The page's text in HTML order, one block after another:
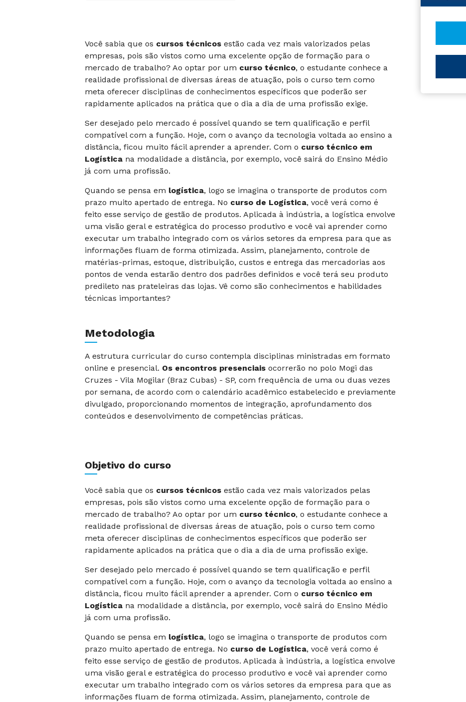
Você sabia que os cursos técnicos estão cada vez mais valorizados pelas
empresas, pois são vistos como uma excelente opção de formação para o
mercado de trabalho? Ao optar por um curso técnico, o estudante conhece a
realidade profissional de diversas áreas de atuação, pois o curso tem como
meta oferecer disciplinas de conhecimentos específicos que poderão ser
rapidamente aplicados na prática que o dia a dia de uma profissão exige.
Ser desejado pelo mercado é possível quando se tem qualificação e perfil
compatível com a função. Hoje, com o avanço da tecnologia voltada ao ensino a
distância, ficou muito fácil aprender a aprender. Com o curso técnico em
Logística na modalidade a distância, por exemplo, você sairá do Ensino Médio
já com uma profissão.
Quando se pensa em logística, logo se imagina o transporte de produtos com
prazo muito apertado de entrega. No curso de Logística, você verá como é
feito esse serviço de gestão de produtos. Aplicada à indústria, a logística envolve
uma visão geral e estratégica do processo produtivo e você vai aprender como
executar um trabalho integrado com os vários setores da empresa para que as
informações fluam de forma otimizada. Assim, planejamento, controle de
matérias-primas, estoque, distribuição, custos e entrega das mercadorias aos
pontos de venda estarão dentro dos padrões definidos e você terá seu produto
predileto nas prateleiras das lojas. Vê como são conhecimentos e habilidades
técnicas importantes?
Metodologia
A estrutura curricular do curso contempla disciplinas ministradas em formato
online e presencial. Os encontros presenciais ocorrerão no polo Mogi das
Cruzes - Vila Mogilar (Braz Cubas) - SP, com frequência de uma ou duas vezes
por semana, de acordo com o calendário acadêmico estabelecido e previamente
divulgado, proporcionando momentos de integração, aprofundamento dos
conteúdos e desenvolvimento de competências práticas.
Objetivo do curso
Você sabia que os cursos técnicos estão cada vez mais valorizados pelas
empresas, pois são vistos como uma excelente opção de formação para o
mercado de trabalho? Ao optar por um curso técnico, o estudante conhece a
realidade profissional de diversas áreas de atuação, pois o curso tem como
meta oferecer disciplinas de conhecimentos específicos que poderão ser
rapidamente aplicados na prática que o dia a dia de uma profissão exige.
Ser desejado pelo mercado é possível quando se tem qualificação e perfil
compatível com a função. Hoje, com o avanço da tecnologia voltada ao ensino a
distância, ficou muito fácil aprender a aprender. Com o curso técnico em
Logística na modalidade a distância, por exemplo, você sairá do Ensino Médio
já com uma profissão.
Quando se pensa em logística, logo se imagina o transporte de produtos com
prazo muito apertado de entrega. No curso de Logística, você verá como é
feito esse serviço de gestão de produtos. Aplicada à indústria, a logística envolve
uma visão geral e estratégica do processo produtivo e você vai aprender como
executar um trabalho integrado com os vários setores da empresa para que as
informações fluam de forma otimizada. Assim, planejamento, controle de